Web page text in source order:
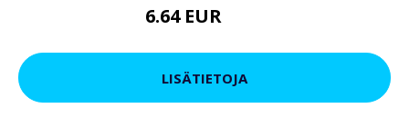
6.64 EUR
LISÄTIETOJA